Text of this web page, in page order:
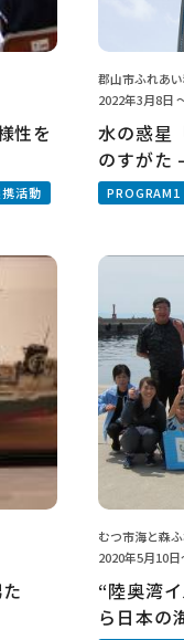
性を
活動
郡山市ふれあ
2022年3月8日
水の惑星
のすがた
むつ市海と森
2020年5月10
“陸奥湾
ら日本の